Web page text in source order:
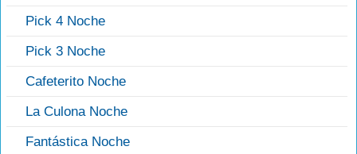
Pick 4 Noche
Pick 3 Noche
Cafeterito Noche
La Culona Noche
Fantástica Noche